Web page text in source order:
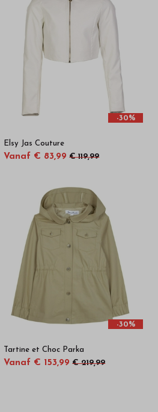
-30%
Elsy Jas Couture
Vanaf € 83,99 € 119,99
-30%
Tartine et Choc Parka
Vanaf € 153,99 € 219,99